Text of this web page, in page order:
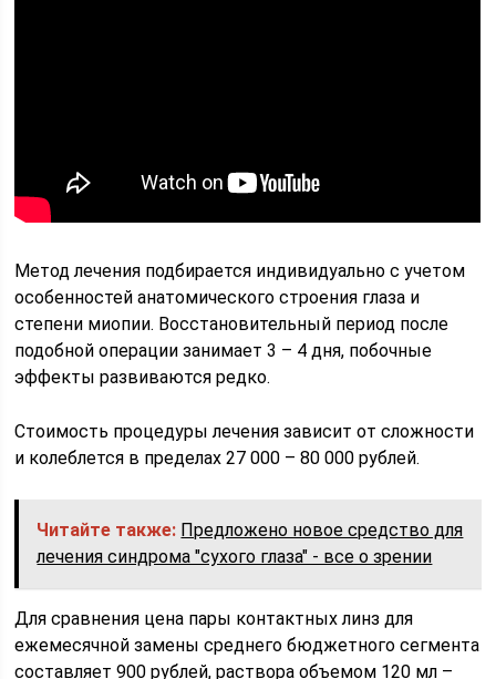
Метод лечения подбирается индивидуально с учетом
особенностей анатомического строения глаза и
степени миопии. Восстановительный период после
подобной операции занимает 3 – 4 дня, побочные
эффекты развиваются редко.
Стоимость процедуры лечения зависит от сложности
и колеблется в пределах 27 000 – 80 000 рублей.
Читайте также: Предложено новое средство для
лечения синдрома "сухого глаза" - все о зрении
Для сравнения цена пары контактных линз для
ежемесячной замены среднего бюджетного сегмента
составляет 900 рублей, раствора объемом 120 мл –